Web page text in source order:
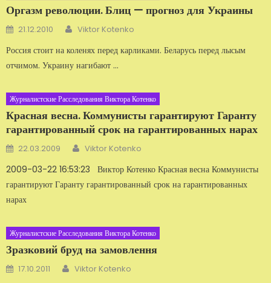
Оргазм революции. Блиц — прогноз для Украины
Добавлено
21.12.2010 Автор
Viktor Kotenko
Россия стоит на коленях перед карликами. Беларусь перед лысым
отчимом. Украину нагибают ...
Журналистские Расследования Виктора Котенко
Красная весна. Коммунисты гарантируют Гаранту
гарантированный срок на гарантированных нарах
Добавлено
22.03.2009 Автор
Viktor Kotenko
2009-03-22 16:53:23 Виктор Котенко Красная весна Коммунисты
гарантируют Гаранту гарантированный срок на гарантирован­ных
нарах
Журналистские Расследования Виктора Котенко
Зразковий бруд на замовлення
Добавлено
17.10.2011 Автор
Viktor Kotenko